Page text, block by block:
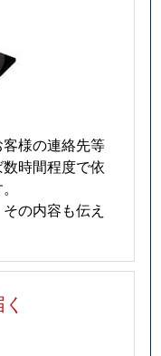
様の連絡先等
時間程度で依
の内容も伝え